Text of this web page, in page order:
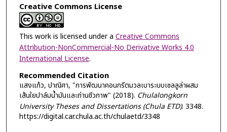
Creative Commons License
This work is licensed under a Creative Commons
Attribution-NonCommercial-No Derivative Works 4.0
International License.
Recommended Citation
แสงแก้ว, ปาณิศา, "การพัฒนาคอนกรีตมวลเบาระบบเซลลูล่าผสม
เส้นใยปาล์มน้ำมันและถ่านชีวภาพ" (2018). Chulalongkorn
University Theses and Dissertations (Chula ETD). 3348.
https://digital.car.chula.ac.th/chulaetd/3348